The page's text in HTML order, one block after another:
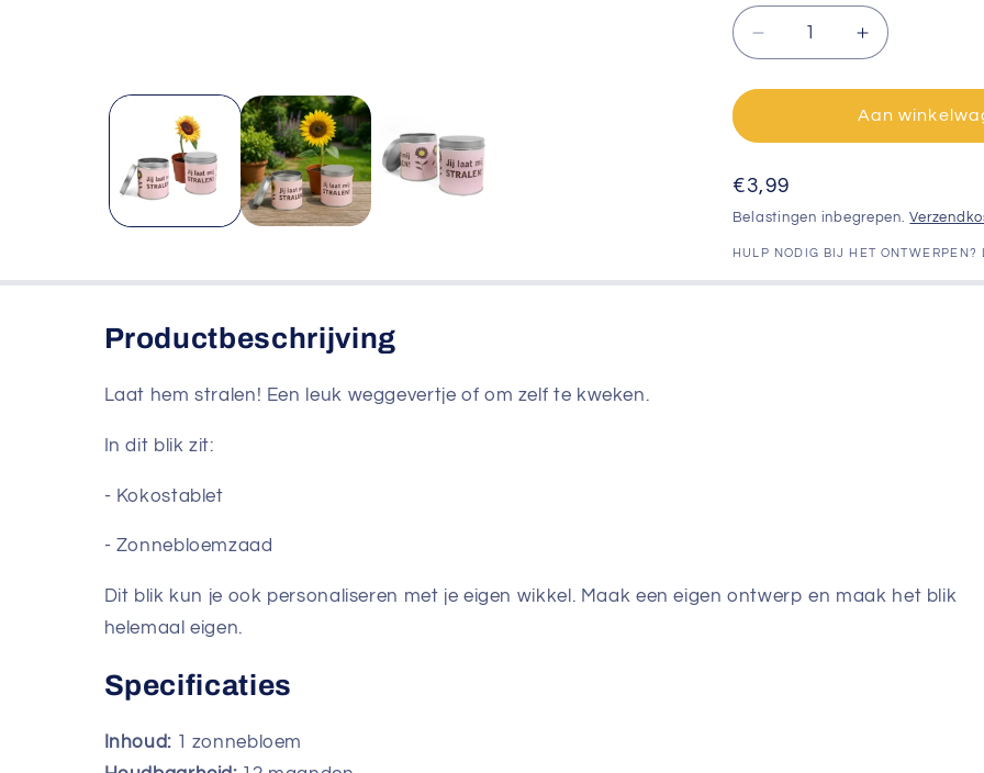
Aantal
verlagen
voor
Zonnebloem
in
Aantal
verhogen
voor
Zonnebloem
in
Aan
Normale
prijs
€3,99
Belastingen inbegrepen.
HULP NODIG BIJ HET ONTWERPEN?
Productbeschrijving
Laat hem stralen! Een leuk weggevertje of om zelf te kweken.
In dit blik zit:
- Kokostablet
- Zonnebloemzaad
Dit blik kun je ook personaliseren met je eigen wikkel. Maak een eigen ontwerp en maak het blik
helemaal eigen.
Specificaties
Inhoud: 1 zonnebloem